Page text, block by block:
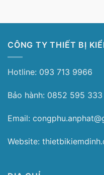
CÔNG TY THIẾT BỊ
Hotline: 093 713 9966
Bảo hành: 0852 595 333
Email:
Website: